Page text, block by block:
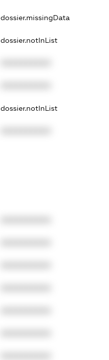
dossier.missingData
dossier.notInList
dossier.notInList